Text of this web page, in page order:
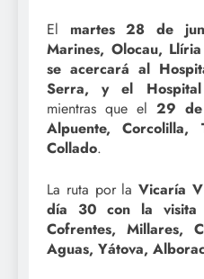
El martes 28 de
Marines, Olocau,
se acercará al
Serra, y el
mientras que el29
Alpuente,
Collado.
La ruta por laVicaría
día 30 con la visita
Cofrentes, Millares,
Aguas, Yátova,